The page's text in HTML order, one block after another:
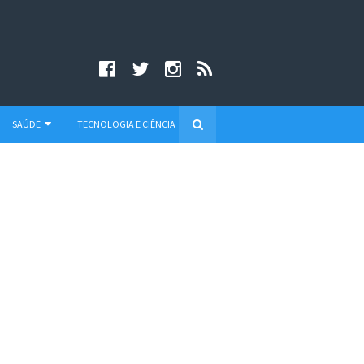
SAÚDE TECNOLOGIA E CIÊNCIA